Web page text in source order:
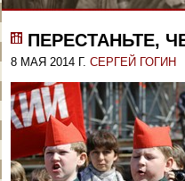
ПЕРЕСТАНЬТЕ,
8 МАЯ 2014 Г. СЕРГЕЙ ГОГИН